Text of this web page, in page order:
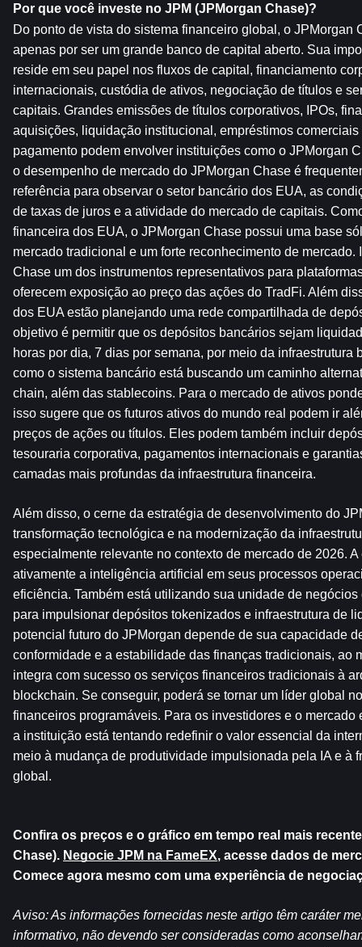
Por que você investe no JPM (JPMorgan Chase)?
Do ponto de vista do sistema financeiro global, o JPMorgan
apenas por ser um grande banco de capital aberto. Sua
reside em seu papel nos fluxos de capital, financiamento
internacionais, custódia de ativos, negociação de títulos e
capitais. Grandes emissões de títulos corporativos, IPOs,
aquisições, liquidação institucional, empréstimos
pagamento podem envolver instituições como o JPMorgan
o desempenho de mercado do JPMorgan Chase é
referência para observar o setor bancário dos EUA, as
de taxas de juros e a atividade do mercado de capitais.
financeira dos EUA, o JPMorgan Chase possui uma base
mercado tradicional e um forte reconhecimento de mercado.
Chase um dos instrumentos representativos para
oferecem exposição ao preço das ações do TradFi. Além
dos EUA estão planejando uma rede compartilhada de
objetivo é permitir que os depósitos bancários sejam
horas por dia, 7 dias por semana, por meio da infraestrutura
como o sistema bancário está buscando um caminho
chain, além das stablecoins. Para o mercado de ativos
isso sugere que os futuros ativos do mundo real podem ir
preços de ações ou títulos. Eles podem também incluir
tesouraria corporativa, pagamentos internacionais e
camadas mais profundas da infraestrutura financeira.
Além disso, o cerne da estratégia de desenvolvimento do
transformação tecnológica e na modernização da
especialmente relevante no contexto de mercado de 2026.
ativamente a inteligência artificial em seus processos
eficiência. Também está utilizando sua unidade de
para impulsionar depósitos tokenizados e infraestrutura de
potencial futuro do JPMorgan depende de sua capacidade
conformidade e a estabilidade das finanças tradicionais, ao
integra com sucesso os serviços financeiros tradicionais à
blockchain. Se conseguir, poderá se tornar um líder global
financeiros programáveis. Para os investidores e o mercado
a instituição está tentando redefinir o valor essencial da
meio à mudança de produtividade impulsionada pela IA e à
global.
Confira os preços e o gráfico em tempo real mais
Chase). Negocie JPM na FameEX, acesse dados de
Comece agora mesmo com uma experiência de
Aviso: As informações fornecidas neste artigo têm caráter
informativo, não devendo ser consideradas como